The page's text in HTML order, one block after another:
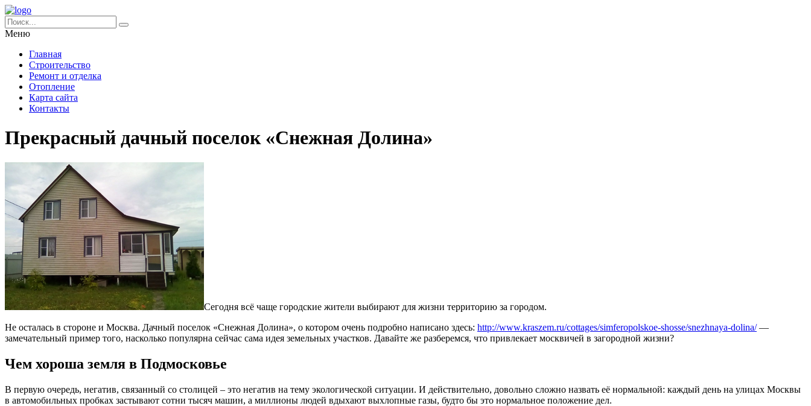
Меню
Главная
Строительство
Ремонт и отделка
Отопление
Карта сайта
Контакты
Прекрасный дачный поселок «Снежная Долина»
Сегодня всё чаще городские жители выбирают для жизни территорию за городом.
Не осталась в стороне и Москва. Дачный поселок «Снежная Долина», о котором очень подробно написано здесь: http://www.kraszem.ru/cottages/simferopolskoe-shosse/snezhnaya-dolina/—
замечательный пример того, насколько популярна сейчас сама идея земельных участков. Давайте же разберемся, что привлекает москвичей в загородной жизни?
Чем хороша земля в Подмосковье
В первую очередь, негатив, связанный со столицей – это негатив на тему экологической ситуации. И действительно, довольно сложно назвать её нормальной: каждый день на улицах Москвы
в автомобильных пробках застывают сотни тысяч машин, а миллионы людей вдыхают выхлопные газы, будто бы это нормальное положение дел.